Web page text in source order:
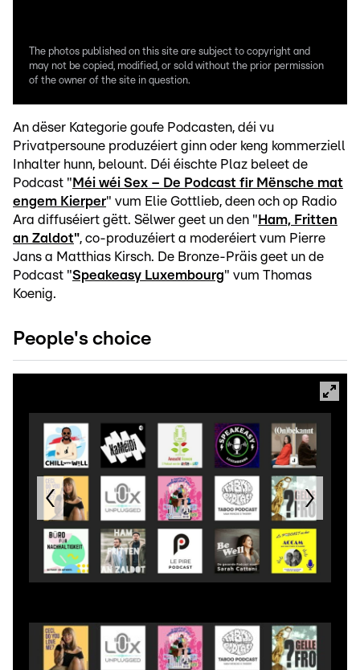
The photos published on this site are subject to copyright and
may not be copied, modified, or sold without the prior permission
of the owner of the site in question.
An dëser Kategorie goufe Podcasten, déi vu
Privatpersoune produzéiert ginn oder keng kommerziell
Inhalter hunn, belount. Déi éischte Plaz beleet de
Podcast " Méi wéi Sex – De Podcast fir Mënsche mat
engem Kierper" vum Elie Gottlieb, deen och op Radio
Ara diffuséiert gëtt. Sëlwer geet un den " Ham, Fritten
an Zaldot", co-produzéiert a moderéiert vum Pierre
Jans a Matthias Kirsch. De Bronze-Präis geet un de
Podcast "Speakeasy Luxembourg" vum Thomas
Koenig.
People's choice